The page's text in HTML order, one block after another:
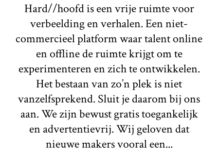
Hard//hoofd is een vrije ruimte voor
verbeelding en verhalen. Een niet-
commercieel platform waar talent online
en offline de ruimte krijgt om te
experimenteren en zich te ontwikkelen.
Het bestaan van zo’n plek is niet
vanzelfsprekend. Sluit je daarom bij ons
aan. We zijn bewust gratis toegankelijk
en advertentievrij. Wij geloven dat
nieuwe makers vooral een...